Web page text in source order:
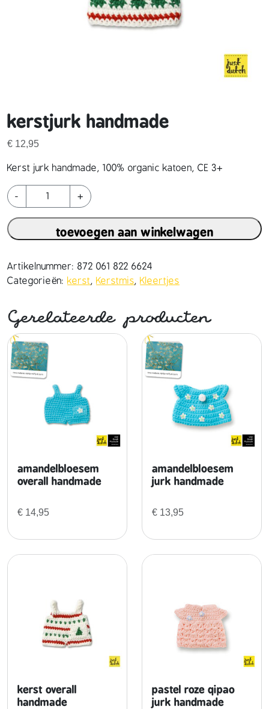
kerstjurk handmade
€ 12,95
Kerst jurk handmade, 100% organic katoen, CE 3+
-
k
e
r
s
j
u
h
a
d
m
+
toevoegen aan winkelwagen
Artikelnummer: 872 061 822 6624
Categorieën: kerst, Kerstmis, Kleertjes
Gerelateerde producten
amandelbloesem
overall handmade
€ 14,95
amandelbloesem
jurk handmade
€ 13,95
kerst overall
handmade
pastel roze qipao
jurk handmade